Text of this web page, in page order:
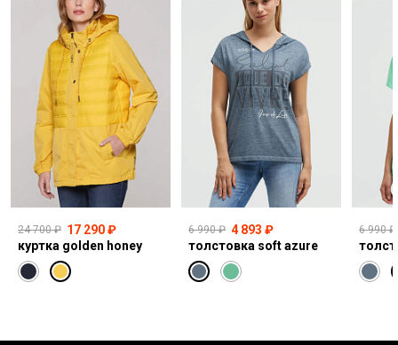
24 700 ₽ 17 290 ₽
куртка golden honey
6 990 ₽ 4 893 ₽
толстовка soft azure
6 990 ₽